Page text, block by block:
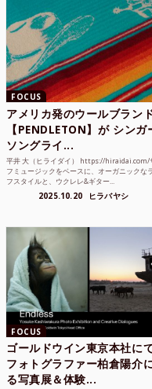
FOCUS
アメリカ発のウールブラン
【PENDLETON】が シンガ
ソングライ...
平井 大（ヒライダイ） https://hiraidai.com/
フミュージックをベースに、オーガニックな
フスタイルと、ウクレレ&ギター...
2025.10.20 ヒラバヤシ
FOCUS
ゴールドウイン東京本社にて
フォトグラファー柏倉陽介
る写真展＆体験...